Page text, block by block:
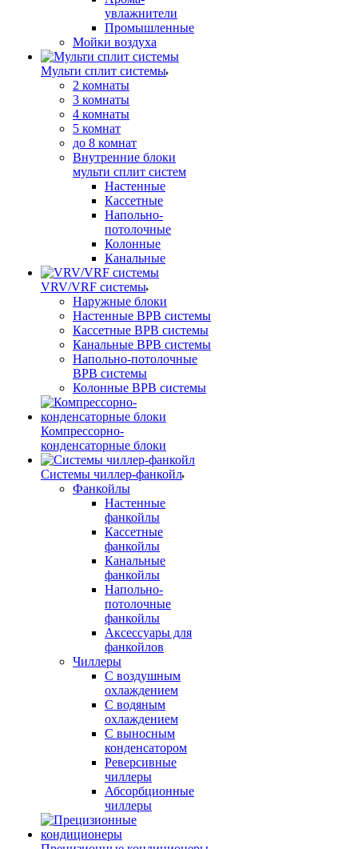
увлажнители
Промышленные
Мойки воздуха
Мульти сплит системы
2 комнаты
3 комнаты
4 комнаты
5 комнат
до 8 комнат
Внутренние блоки
мульти сплит систем
Настенные
Кассетные
Напольно-
потолочные
Колонные
Канальные
VRV/VRF системы
Наружные блоки
Настенные ВРВ системы
Кассетные ВРВ системы
Канальные ВРВ системы
Напольно-потолочные
ВРВ системы
Колонные ВРВ системы
Компрессорно-
конденсаторные блоки
Системы чиллер-фанкойл
Фанкойлы
Настенные
фанкойлы
Кассетные
фанкойлы
Канальные
фанкойлы
Напольно-
потолочные
фанкойлы
Аксессуары для
фанкойлов
Чиллеры
С воздушным
охлаждением
С водяным
охлаждением
С выносным
конденсатором
Реверсивные
чиллеры
Абсорбционные
чиллеры